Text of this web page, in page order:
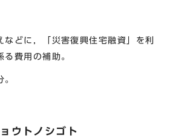
どに，「災害復興住宅融資」を利
費用の補助。
ウトノシゴト